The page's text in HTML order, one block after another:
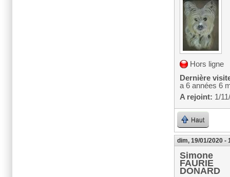
Hors ligne
Dernière
a 6 années 6
A rejoint: 1/
Haut
dim, 19/01/2020 -
Simone
FAURIE
DONARD